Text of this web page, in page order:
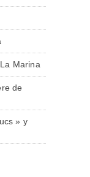
Marina
de
» y